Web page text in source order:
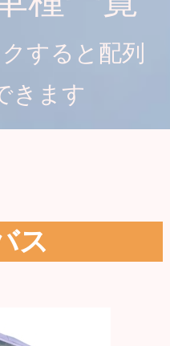
すると配列
きます
ス